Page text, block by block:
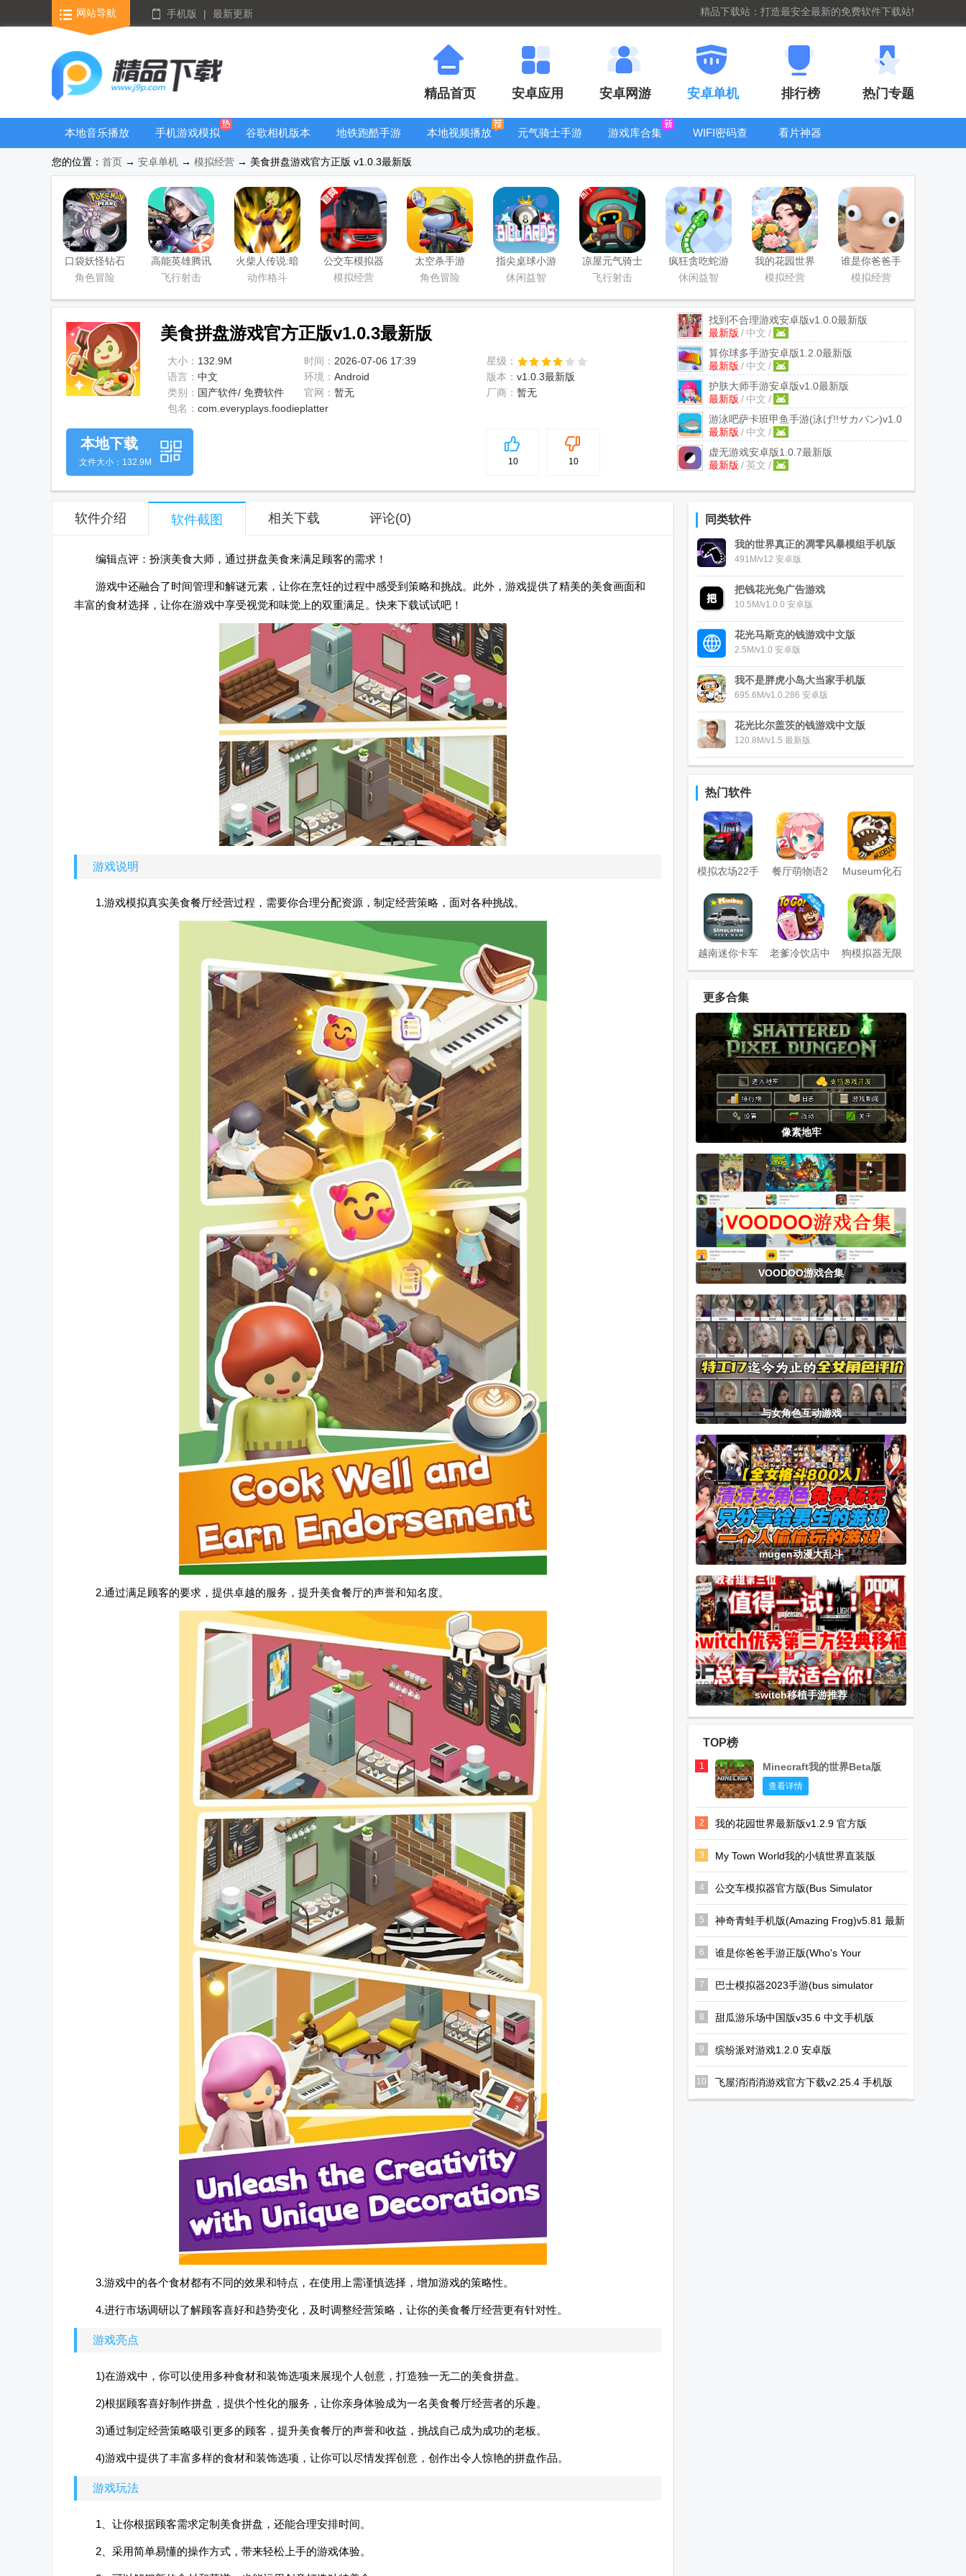
网站导航 手机版 | 最新更新 精品下载站：打造最安全最新的免费软件下载站!
精品首页 安卓应用 安卓网游 安卓单机 排行榜 热门专题
本地音乐播放
手机游戏模拟
器安卓版合集
谷歌相机版本
大全
地铁跑酷手游
本地视频播放
元气骑士手游
游戏库合集
WIFI密码查
看片神器
全
您的位置： 首页 → 安卓单机 → 模拟经营 → 美食拼盘游戏官方正版 v1.0.3最新版
口袋妖怪钻石
游戏移植版
角色冒险
高能英雄腾讯
版
飞行射击
火柴人传说:暗
影战争手游版
动作格斗
公交车模拟器
官方版(Bus
Ultimate)
模拟经营
太空杀手游
角色冒险
指尖桌球小游
戏
休闲益智
凉屋元气骑士
前传手游
飞行射击
疯狂贪吃蛇游
戏最新版
休闲益智
我的花园世界
最新版
模拟经营
谁是你爸爸手
游正版(Who's
模拟经营
美食拼盘游戏官方正版v1.0.3最新版
大小： 132.9M 时间： 2026-07-06 17:39
星级：
语言： 中文 环境： Android 版本： v1.0.3最新版
类别： 国产软件/ 免费软件 官网： 暂无 厂商： 暂无
包名： com.everyplays.foodieplatter
找到不合理游戏安卓版v1.0.0最新版
最新版 / 中文 /
算你球多手游安卓版1.2.0最新版
最新版 / 中文 /
护肤大师手游安卓版v1.0最新版
最新版 / 中文 /
游泳吧萨卡班甲鱼手游(泳げ!!サカバン)v1.0
最新版
最新版 / 中文 /
虚无游戏安卓版1.0.7最新版
最新版 /英文 /
5
10 10
本地下载
文件大小：132.9M
软件介绍 软件截图 相关下载 评论(0)
编辑点评：扮演美食大师，通过拼盘美食来满足顾客的需求！
游戏中还融合了时间管理和解谜元素，让你在烹饪的过程中感受到策略和挑战。此外，游戏提供了精美的美食画面和
丰富的食材选择，让你在游戏中享受视觉和味觉上的双重满足。快来下载试试吧！
游戏说明
1.游戏模拟真实美食餐厅经营过程，需要你合理分配资源，制定经营策略，面对各种挑战。
2.通过满足顾客的要求，提供卓越的服务，提升美食餐厅的声誉和知名度。
3.游戏中的各个食材都有不同的效果和特点，在使用上需谨慎选择，增加游戏的策略性。
4.进行市场调研以了解顾客喜好和趋势变化，及时调整经营策略，让你的美食餐厅经营更有针对性。
游戏亮点
1)在游戏中，你可以使用多种食材和装饰选项来展现个人创意，打造独一无二的美食拼盘。
2)根据顾客喜好制作拼盘，提供个性化的服务，让你亲身体验成为一名美食餐厅经营者的乐趣。
3)通过制定经营策略吸引更多的顾客，提升美食餐厅的声誉和收益，挑战自己成为成功的老板。
4)游戏中提供了丰富多样的食材和装饰选项，让你可以尽情发挥创意，创作出令人惊艳的拼盘作品。
游戏玩法
1、让你根据顾客需求定制美食拼盘，还能合理安排时间。
2、采用简单易懂的操作方式，带来轻松上手的游戏体验。
同类软件
我的世界真正的凋零风暴模组手机版
491M/v12 安卓版
把钱花光免广告游戏
10.5M/v1.0.0 安卓版
花光马斯克的钱游戏中文版
2.5M/v1.0 安卓版
我不是胖虎小岛大当家手机版
695.6M/v1.0.286 安卓版
花光比尔盖茨的钱游戏中文版
120.8M/v1.5 最新版
热门软件
模拟农场22手
游(Farming
Sim 22)
餐厅萌物语2
手游
Museum化石
博物馆
越南迷你卡车
模拟器手游
(Minibus
Simulator
Vietnam)
老爹冷饮店中
文无限金币版
狗模拟器无限
金币
伐木大亨3D版
手游
我的小鲨鱼移
植版正版
侏罗纪马蒙特
模拟器无限金
币版
战斗的命运骰
子冒险游戏
办公室大乱斗
免广告版
安魂曲计划最
新版本
潜水员戴夫全
DLC手机汉化
版游戏(DAVE
THE DIVER)
闲置小偷大师
幸福家里蹲的
养成方法(语音
DLC)正式版
飞机大厨无限
燃油版无限金
币无限钻石
今天都是腿小
游戏
RIDDLEJOKER
免费安卓汉化
版
更多合集
像素地牢
VOODOO游戏合集
与女角色互动游戏
mugen动漫大乱斗
switch移植手游推荐
TOP榜
1 Minecraft我的世界Beta版
查看详情
2 我的花园世界最新版v1.2.9 官方版
3
My Town World我的小镇世界直装版
V1.76.0 全解锁版
4
公交车模拟器官方版(Bus Simulator
Ultimate)v2.2.8 安卓完整直装版
5
神奇青蛙手机版(Amazing Frog)v5.81 最新
版
6
谁是你爸爸手游正版(Who's Your
Daddy)v1.0.0 安卓免费版
7
巴士模拟器2023手游(bus simulator
2023)v1.16.3 内置菜单版
8 甜瓜游乐场中国版v35.6 中文手机版
9 缤纷派对游戏1.2.0 安卓版
10 飞屋消消消游戏官方下载v2.25.4 手机版